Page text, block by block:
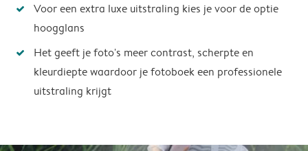
Voor een extra luxe uitstraling kies je voor de optie
hoogglans
Het geeft je foto's meer contrast, scherpte en
kleurdiepte waardoor je fotoboek een professionele
uitstraling krijgt